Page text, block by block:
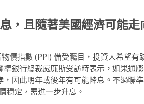
，且隨著美國經濟可能走
價指數 (PPI) 備受矚目，投資人希望有
銀行總裁威廉斯受訪時表示，如果通
因此明年或後年有可能降息。不過聯
穩定，需進一步升息。